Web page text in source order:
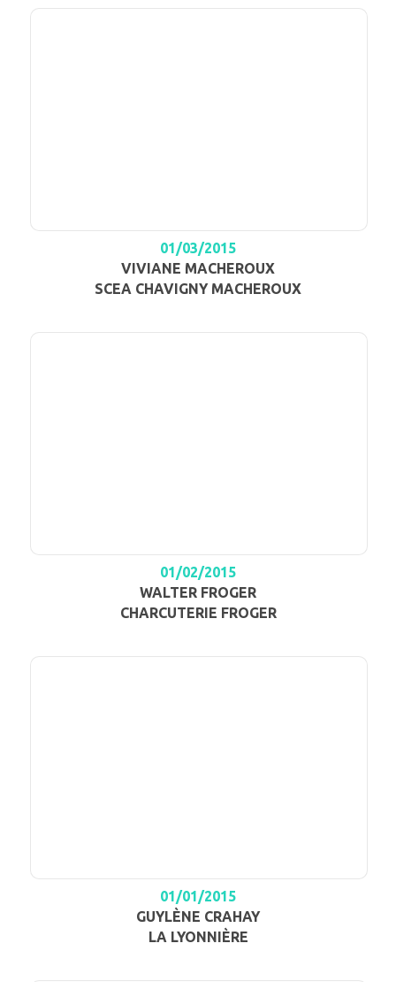
01/03/2015
VIVIANE MACHEROUX
SCEA CHAVIGNY MACHEROUX
01/02/2015
WALTER FROGER
CHARCUTERIE FROGER
01/01/2015
GUYLÈNE CRAHAY
LA LYONNIÈRE